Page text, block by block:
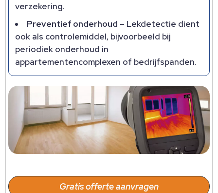
verzekering.​
Preventief onderhoud – Lekdetectie dient
ook als controlemiddel, bijvoorbeeld bij
periodiek onderhoud in
appartementencomplexen of bedrijfspanden.​
Gratis offerte aanvragen